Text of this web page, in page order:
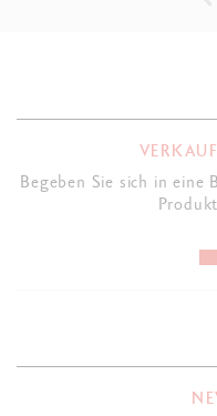
Begeben Sie sich in